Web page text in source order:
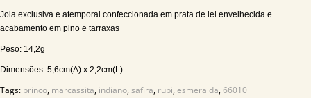
Joia exclusiva e atemporal confeccionada em prata de lei envelhecida e
acabamento em pino e tarraxas
Peso: 14,2g
Dimensões: 5,6cm(A) x 2,2cm(L)
Tags: brinco, marcassita, indiano,safira, rubi,esmeralda,66010